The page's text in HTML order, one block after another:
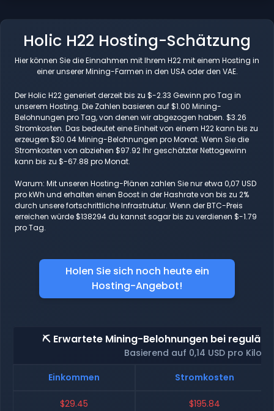
Holic H22 Hosting-Schätzung
Hier können Sie die Einnahmen mit Ihrem H22 mit einem Hosting in
einer unserer Mining-Farmen in den USA oder den VAE.
Der Holic H22 generiert derzeit bis zu $-2.33 Gewinn pro Tag in
unserem Hosting. Die Zahlen basieren auf $1.00 Mining-
Belohnungen pro Tag, von denen wir abgezogen haben. $3.26
Stromkosten. Das bedeutet eine Einheit von einem H22 kann bis zu
erzeugen $30.04 Mining-Belohnungen pro Monat. Wenn Sie die
Stromkosten von abziehen $97.92 Ihr geschätzter Nettogewinn
kann bis zu $-67.88 pro Monat.
Warum: Mit unseren Hosting-Plänen zahlen Sie nur etwa 0,07 USD
pro kWh und erhalten einen Boost in der Hashrate von bis zu 2%
durch unsere fortschrittliche Infrastruktur. Wenn der BTC-Preis
erreichen würde $138294 du kannst sogar bis zu verdienen $-1.79
pro Tag.
Holen Sie sich noch heute ein
Hosting-Angebot!
⛏️ Erwartete Mining-Belohnungen bei
Basierend auf 0,14 USD pro
Einkommen
Stromkosten
$29.45 $195.84